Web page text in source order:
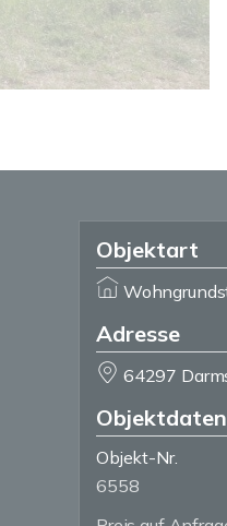
Objektart
Adresse
64297
Objektdaten
Objekt-Nr.
6558